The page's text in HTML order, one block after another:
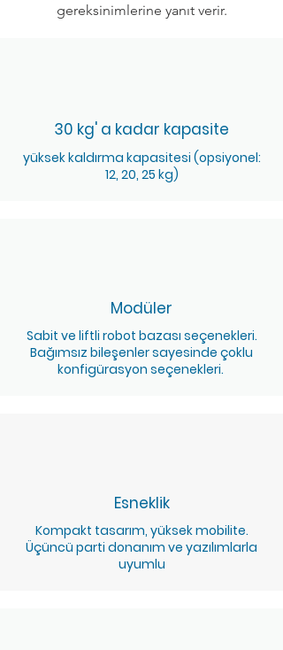
gereksinimlerine yanıt verir.
30 kg' a kadar kapasite
yüksek kaldırma kapasitesi (opsiyonel:
12, 20, 25 kg)
Modüler
Sabit ve liftli robot bazası seçenekleri.
Bağımsız bileşenler sayesinde çoklu
konfigürasyon seçenekleri.
Esneklik
Kompakt tasarım, yüksek mobilite.
Üçüncü parti donanım ve yazılımlarla
uyumlu